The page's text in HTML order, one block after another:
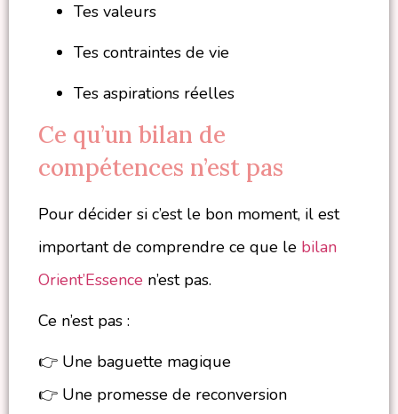
Tes valeurs
Tes contraintes de vie
Tes aspirations réelles
Ce qu’un bilan de
compétences n’est pas
Pour décider si c’est le bon moment, il est
important de comprendre ce que le bilan
Orient’Essence n’est pas.
Ce n’est pas :
👉 Une baguette magique
👉 Une promesse de reconversion